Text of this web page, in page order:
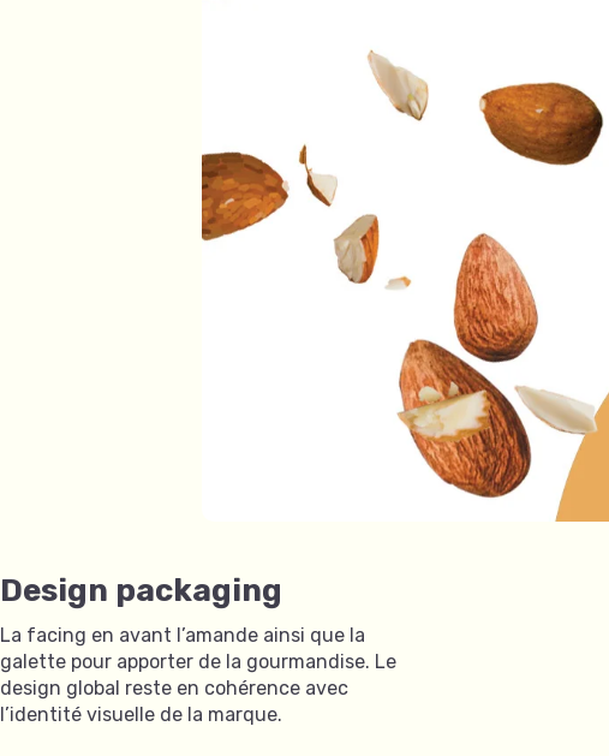
Design packaging
La facing en avant l’amande ainsi que la
galette pour apporter de la gourmandise. Le
design global reste en cohérence avec
l’identité visuelle de la marque.